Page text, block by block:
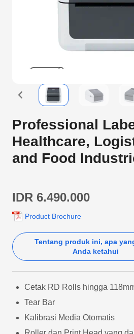
Professional
Healthcare,
and Food
IDR 6.490.000
Product Brochure
Tentang produk ini, apa
Anda ketahui
Cetak RD Rolls hingga
Tear Bar
Kalibrasi Media Otomatis